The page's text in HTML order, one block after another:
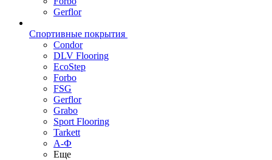
Gerflor
Спортивные покрытия
Condor
DLV Flooring
EcoStep
Forbo
FSG
Gerflor
Grabo
Sport Flooring
Tarkett
А-Ф
Еще